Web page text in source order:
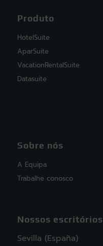
Produto
HotelSuite
AparSuite
VacationRentalSuite
Datasuite
Sobre nós
A Equipa
Trabalhe conosco
Nossos escritórios
Sevilla (España)